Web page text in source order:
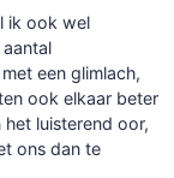
ik ook wel
een glimlach,
ook elkaar beter
het luisterend oor,
ons dan te